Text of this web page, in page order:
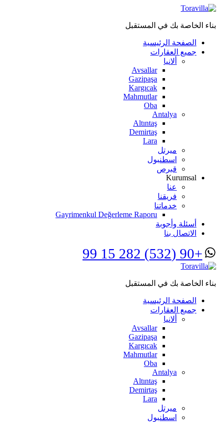
بناء الخاصة بك في المستقبل
الصفحة الرئيسية
جميع العقارات
ألانيا
Avsallar
Gazipaşa
Kargıcak
Mahmutlar
Oba
Antalya
Altıntaş
Demirtaş
Lara
ميرتل
اسطنبول
قبرص
Kurumsal
عنا
فريقنا
خدماتنا
Gayrimenkul Değerleme Raporu
أسئلة وأجوبة
الاتصال بنا
+90 (532) 282 15 99
بناء الخاصة بك في المستقبل
الصفحة الرئيسية
جميع العقارات
ألانيا
Avsallar
Gazipaşa
Kargıcak
Mahmutlar
Oba
Antalya
Altıntaş
Demirtaş
Lara
ميرتل
اسطنبول